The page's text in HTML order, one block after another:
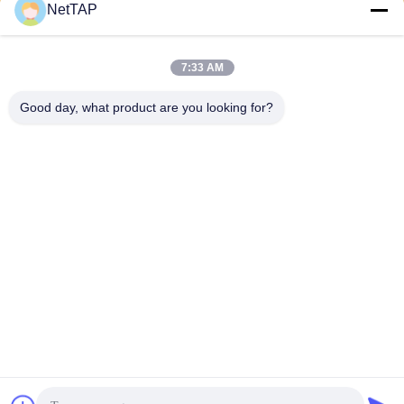
Chengdu Shuwei Communication
NetTAP
7:33 AM
Good day, what product are you looking for?